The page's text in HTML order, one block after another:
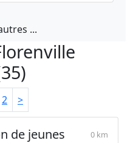
...
2 >
de jeunes 0 km